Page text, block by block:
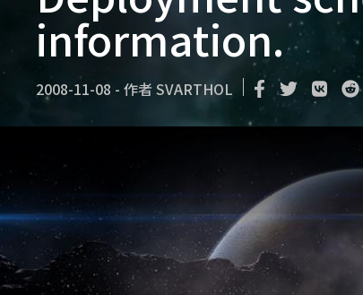
information.
2008-11-08 - 作者SVARTHOL